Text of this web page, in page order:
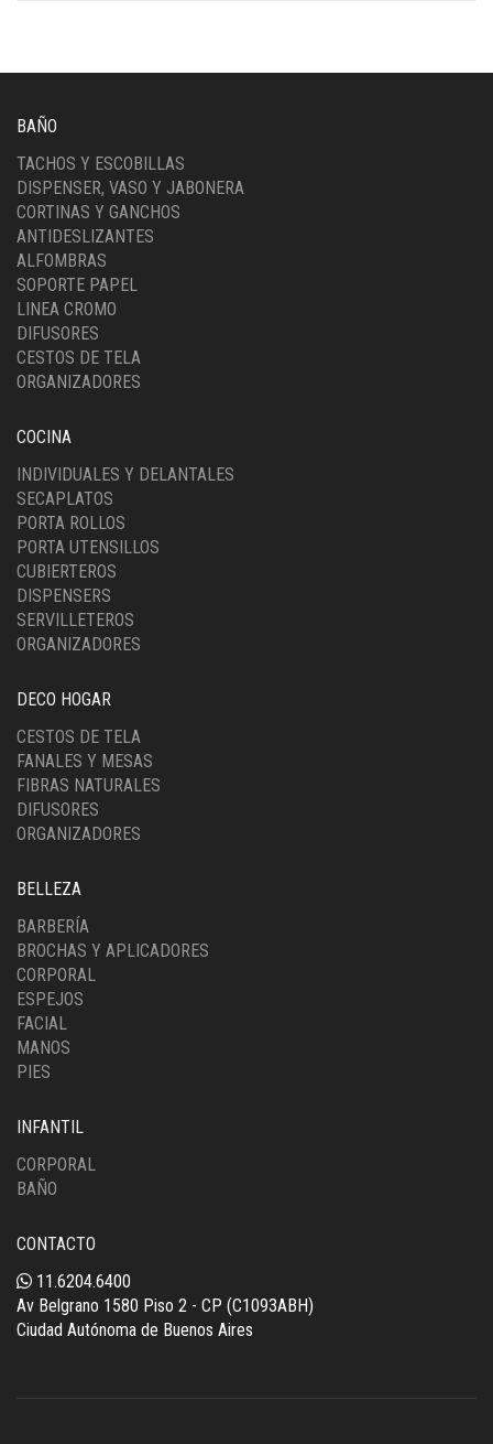
BAÑO
TACHOS Y ESCOBILLAS
DISPENSER, VASO Y JABONERA
CORTINAS Y GANCHOS
ANTIDESLIZANTES
ALFOMBRAS
SOPORTE PAPEL
LINEA CROMO
DIFUSORES
CESTOS DE TELA
ORGANIZADORES
COCINA
INDIVIDUALES Y DELANTALES
SECAPLATOS
PORTA ROLLOS
PORTA UTENSILLOS
CUBIERTEROS
DISPENSERS
SERVILLETEROS
ORGANIZADORES
DECO HOGAR
CESTOS DE TELA
FANALES Y MESAS
FIBRAS NATURALES
DIFUSORES
ORGANIZADORES
BELLEZA
BARBERÍA
BROCHAS Y APLICADORES
CORPORAL
ESPEJOS
FACIAL
MANOS
PIES
INFANTIL
CORPORAL
BAÑO
CONTACTO
11.6204.6400
Av Belgrano 1580 Piso 2 - CP (C1093ABH)
Ciudad Autónoma de Buenos Aires